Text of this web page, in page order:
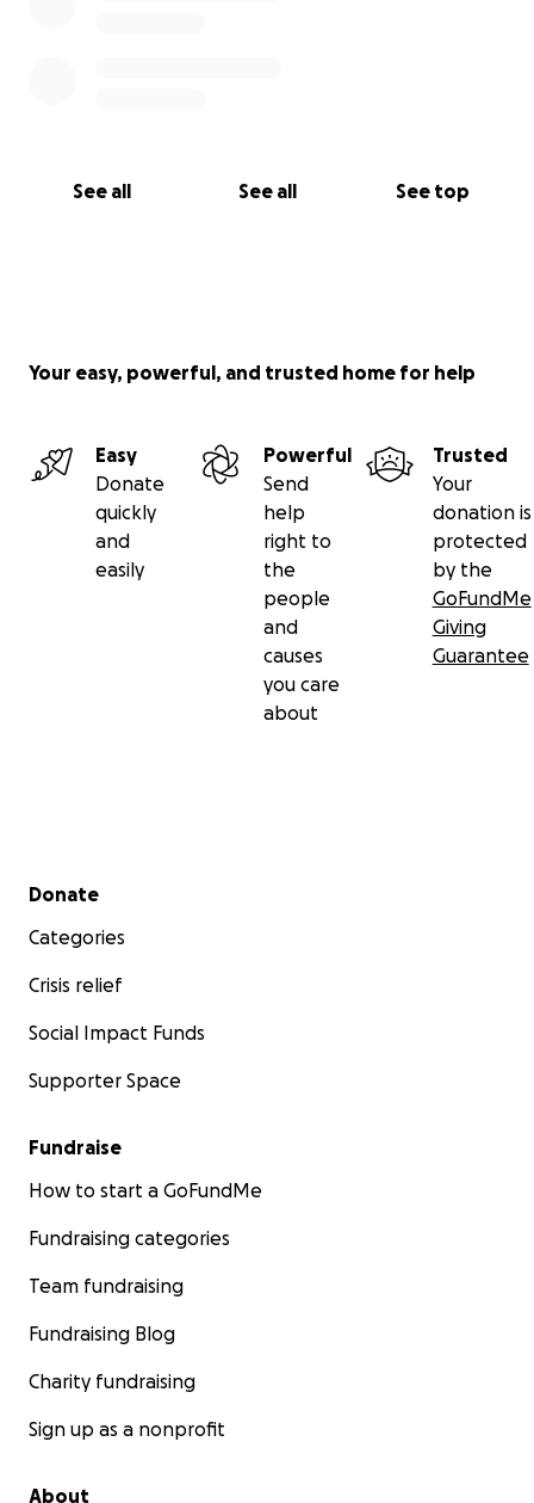
See all See all See top
Your easy, powerful, and trusted home for help
Easy
Donate
quickly
and
easily
Powerful
Send
help
right to
the
people
and
causes
you care
about
Trusted
Your
donation is
protected
by the
GoFundMe
Giving
Guarantee
Secondary menu
Donate
Categories
Crisis relief
Social Impact Funds
Supporter Space
Fundraise
How to start a GoFundMe
Fundraising categories
Team fundraising
Fundraising Blog
Charity fundraising
Sign up as a nonprofit
About